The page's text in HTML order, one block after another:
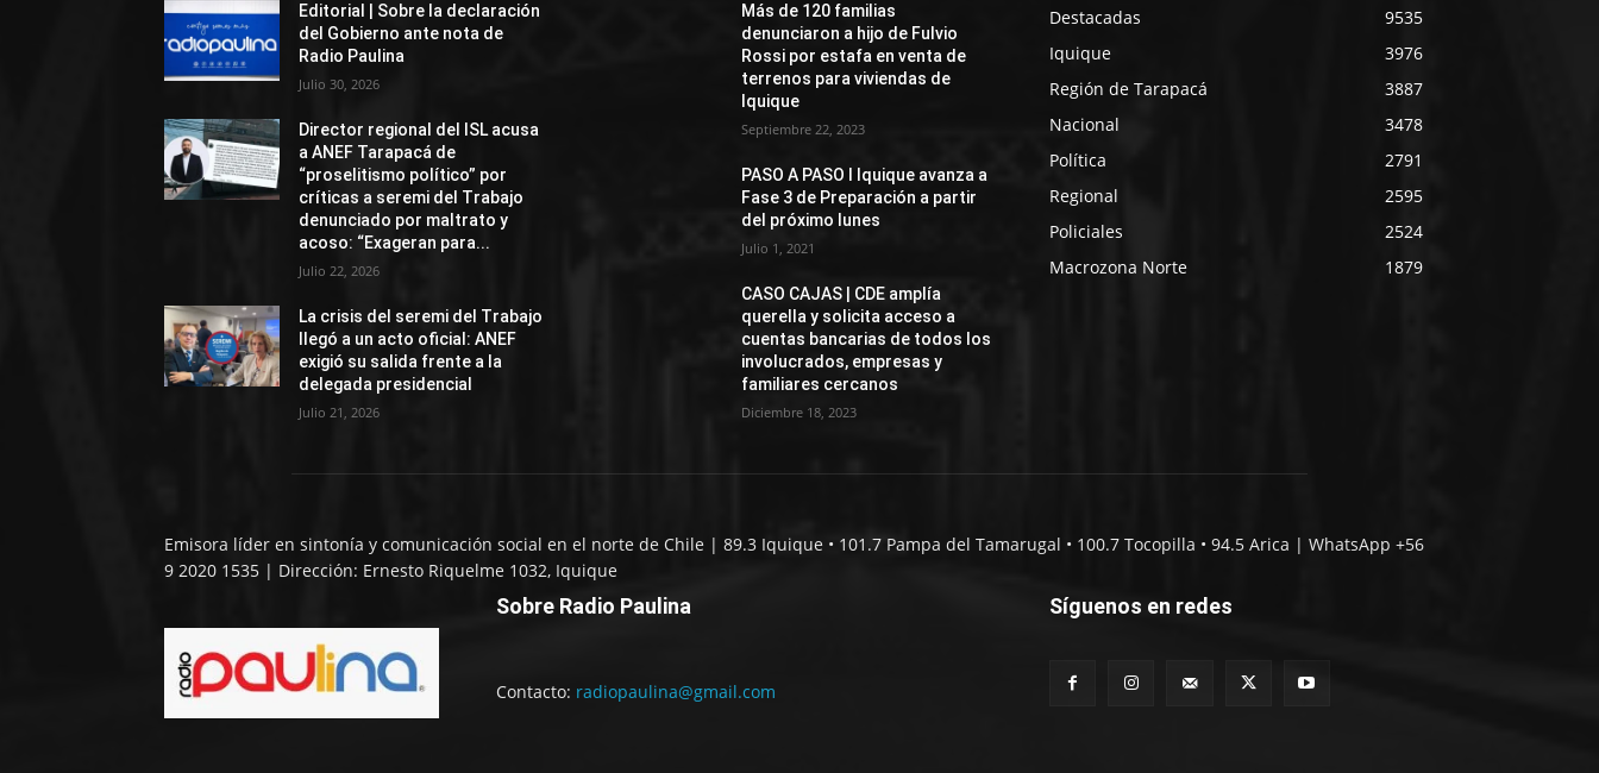
Editorial | Sobre la declaración
del Gobierno ante nota de
Radio Paulina
Julio 30, 2026
Director regional del ISL acusa
a ANEF Tarapacá de
“proselitismo político” por
críticas a seremi del Trabajo
denunciado por maltrato y
acoso: “Exageran para...
Julio 22, 2026
La crisis del seremi del Trabajo
llegó a un acto oficial: ANEF
exigió su salida frente a la
delegada presidencial
Julio 21, 2026
Más de 120 familias
denunciaron a hijo de Fulvio
Rossi por estafa en venta de
terrenos para viviendas de
Iquique
Septiembre 22, 2023
PASO A PASO I Iquique avanza a
Fase 3 de Preparación a partir
del próximo lunes
Julio 1, 2021
CASO CAJAS | CDE amplía
querella y solicita acceso a
cuentas bancarias de todos los
involucrados, empresas y
familiares cercanos
Diciembre 18, 2023
Destacadas
9535
Iquique
3976
Región de Tarapacá
3887
Nacional
3478
Política
2791
Regional
2595
Policiales
2524
Macrozona Norte
1879
Emisora líder en sintonía y comunicación social en el norte de Chile | 89.3 Iquique • 101.7 Pampa del Tamarugal • 100.7 Tocopilla • 94.5 Arica | WhatsApp +56
9 2020 1535 | Dirección: Ernesto Riquelme 1032, Iquique
Sobre Radio Paulina
Contacto: radiopaulina@gmail.com
Síguenos en redes